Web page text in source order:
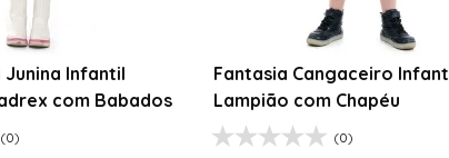
Fantasia Abbey Bominable Luxo
Infantil - Monster High
Fantasia
Jardineira
R$ 139,99
R$ 99,